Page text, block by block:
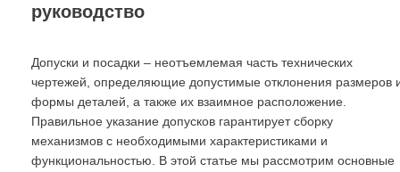
руководство
Допуски и посадки – неотъемлемая часть технических
чертежей, определяющие допустимые отклонения размеров
формы деталей, а также их взаимное расположение.
Правильное указание допусков гарантирует сборку
механизмов с необходимыми характеристиками и
функциональностью. В этой статье мы рассмотрим основные